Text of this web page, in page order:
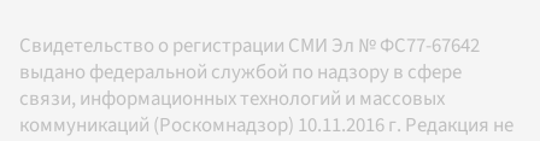
Свидетельство о регистрации СМИ Эл № ФС77-67642
выдано федеральной службой по надзору в сфере
связи, информационных технологий и массовых
коммуникаций (Роскомнадзор) 10.11.2016 г. Редакция не